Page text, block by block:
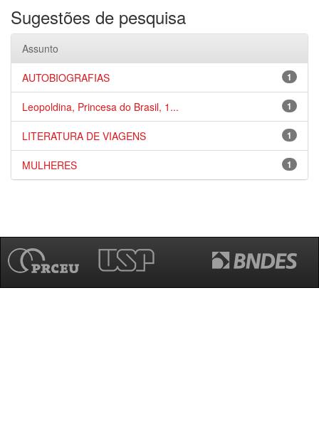
Sugestões de pesquisa
Assunto
1
AUTOBIOGRAFIAS
1
Leopoldina, Princesa do Brasil, 1...
1
LITERATURA DE VIAGENS
1
MULHERES